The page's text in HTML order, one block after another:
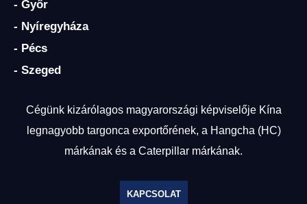
- Győr
- Nyíregyháza
- Pécs
- Szeged
Cégünk kizárólagos magyarországi képviselője Kína
legnagyobb targonca exportőrének, a Hangcha (HC)
márkának és a Caterpillar márkának.
KAPCSOLAT